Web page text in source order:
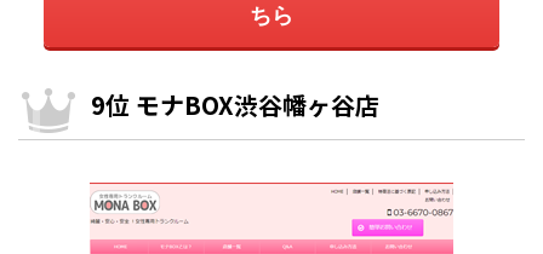
ちら
9位 モナBOX渋谷幡ヶ谷店